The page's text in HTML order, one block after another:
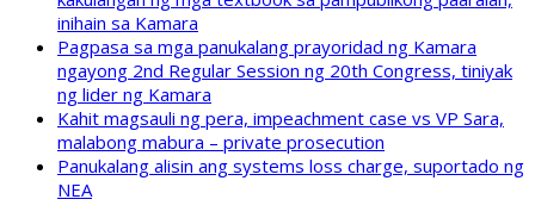
inihain sa Kamara
Pagpasa sa mga panukalang prayoridad ng Kamara
ngayong 2nd Regular Session ng 20th Congress, tiniyak
ng lider ng Kamara
Kahit magsauli ng pera, impeachment case vs VP Sara,
malabong mabura – private prosecution
Panukalang alisin ang systems loss charge, suportado ng
NEA